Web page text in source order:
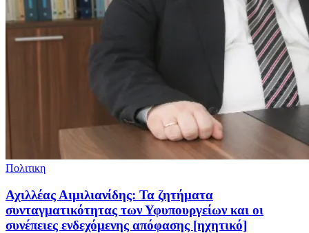
Πολιτικη
Αχιλλέας Αιμιλιανίδης: Τα ζητήματα
συνταγματικότητας των Υφυπουργείων και οι
συνέπειες ενδεχόμενης απόφασης [ηχητικό]